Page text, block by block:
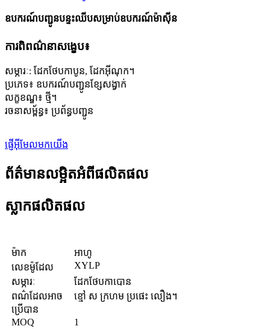
ឧបករណ៍បញ្ជូនបន្ទះឈីបសម្រាប់ឧបករណ៍ម៉ាស៊ីន
ការពិពណ៌នាសង្ខេប៖
សម្ភារៈ: ដែកថែបកាបូន, ដែកអ៊ីណុក។
ប្រភេទ៖ ឧបករណ៍បញ្ជូនខ្សែសង្វាក់
លក្ខខណ្ឌ៖ ថ្មី។
រចនាសម្ព័ន្ធ៖ ប្រព័ន្ធបញ្ជូន
ផ្ញើអ៊ីមែលមកយើង
ព័ត៌មានលម្អិតអំពីផលិតផល
ស្លាកផលិតផល
ម៉ាក
អាហូ
លេខម៉ូដែល
XYLP
សម្ភារៈ
ដែកថែប​កា​បោ​ន
ពណ៌ដែលអាច
ប្រើបាន
ខ្មៅ ស ក្រហម ប្រផេះ លឿង។
MOQ
1